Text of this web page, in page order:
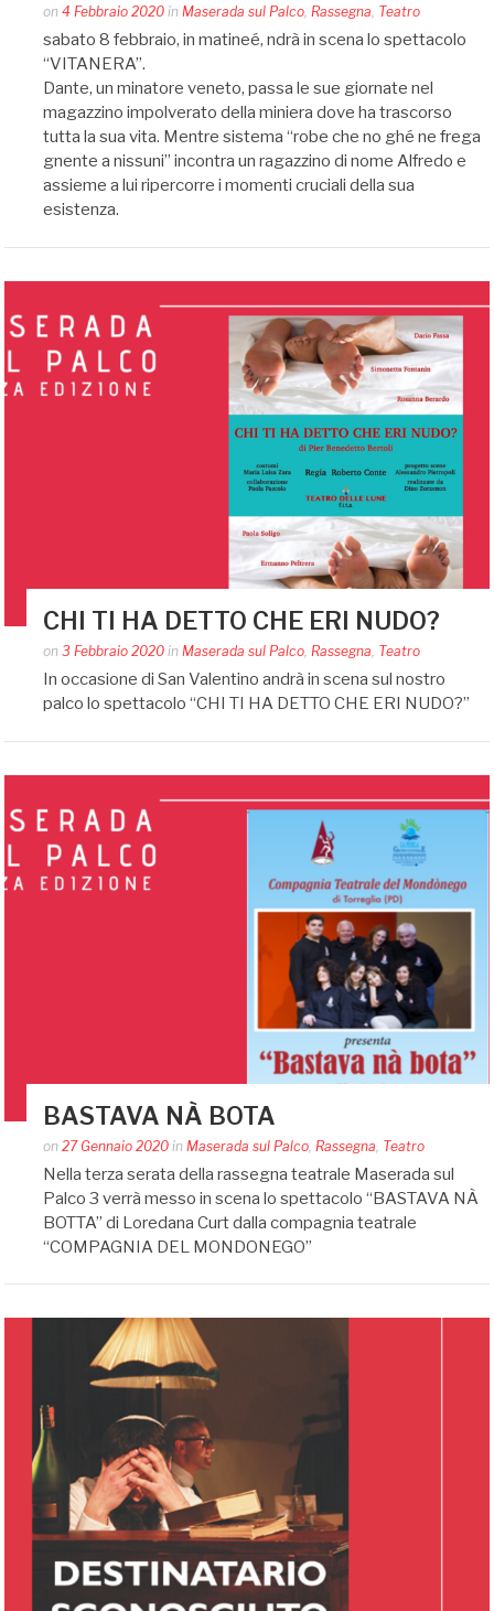
Posted
Bin
on4 Febbraio 2020 inMaserada sul Palco,Rassegna, Teatro
sabato 8 febbraio, in matineé, ndrà in scena lo spettacolo
“VITANERA”.
Dante, un minatore veneto, passa le sue giornate nel
magazzino impolverato della miniera dove ha trascorso
tutta la sua vita. Mentre sistema “robe che no ghé ne frega
gnente a nissuni” incontra un ragazzino di nome Alfredo e
assieme a lui ripercorre i momenti cruciali della sua
esistenza.
CHI TI HA DETTO CHE ERI NUDO?
Posted
by
Bin
on3 Febbraio 2020 inMaserada sul Palco,Rassegna, Teatro
In occasione di San Valentino andrà in scena sul nostro
palco lo spettacolo “CHI TI HA DETTO CHE ERI NUDO?”
BASTAVA NÀ BOTA
Posted
by
Silvia
Bin
on27 Gennaio 2020 in Maserada sul Palco Rassegna Teatro
Nella terza serata della rassegna teatrale Maserada sul
Palco 3 verrà messo in scena lo spettacolo “BASTAVA NÀ
BOTTA” di Loredana Curt dalla compagnia teatrale
“COMPAGNIA DEL MONDONEGO”